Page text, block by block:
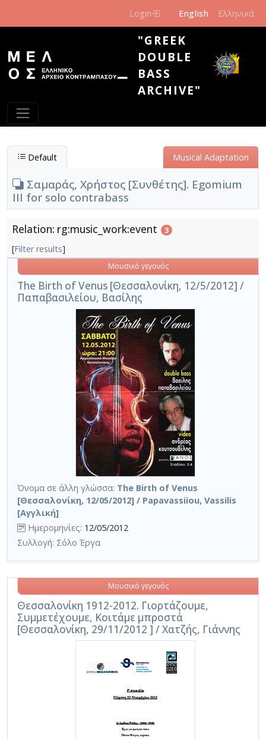
Login English Ελληνικά
"GREEK
DOUBLE
BASS
ARCHIVE"
Default Musical Adaptation
Σαμαράς, Χρήστος [Συνθέτης]. Egomium
III for solo contrabass
Relation: rg:music_work:event 3
[Filter results]
The Birth of Venus [Θεσσαλονίκη, 12/5/2012] /
Παπαβασιλείου, Βασίλης
Μουσικό γεγονός
Όνομα σε άλλη γλώσσα: The Birth of Venus
[Θεσσαλονίκη, 12/05/2012] / Papavassiiou, Vassilis
[Αγγλική]
Ημερομηνίες: 12/05/2012
Συλλογή: Σόλο Έργα
Θεσσαλονίκη 1912-2012. Γιορτάζουμε,
Συμμετέχουμε, Κοιτάμε μπροστά
[Θεσσαλονίκη, 29/11/2012 ] / Χατζής, Γιάννης
Μουσικό γεγονός